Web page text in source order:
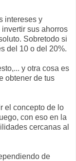
intereses y
sus ahorros
Sobretodo si
del 10 o del 20%.
y otra cosa es
obtener de tus
el concepto de lo
con eso en la
cercanas al
de